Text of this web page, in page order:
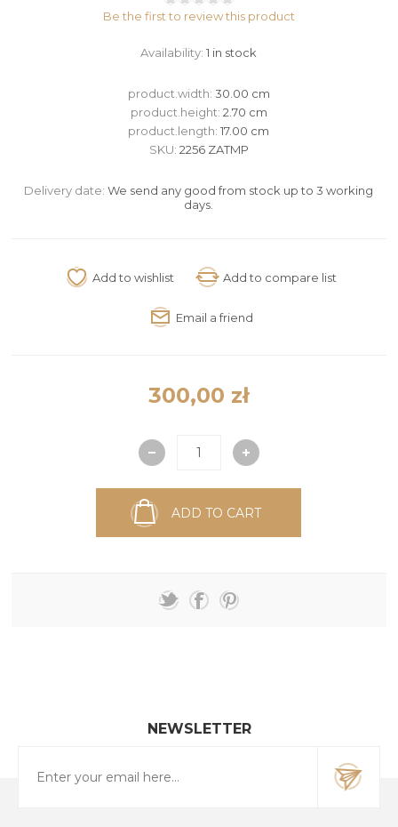
Be the first to review this product
Availability: 1 in stock
product.width: 30.00 cm
product.height: 2.70 cm
product.length:17.00 cm
SKU: 2256 ZATMP
Delivery date: We send any good from stock up to 3 working
days.
300,00 zł
ADD TO CART
NEWSLETTER